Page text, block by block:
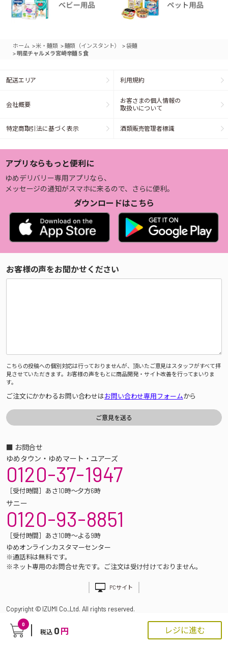
0
税込 0 円 レジに進む
ホーム >米・麺類 >麺類（インスタント） >袋麺
> 明星チャルメラ宮崎辛麺５食
配送エリア 利用規約
会社概要
お客さまの個人情報の
取扱いについて
特定商取引法に基づく表示 酒類販売管理者標識
アプリならもっと便利に
ゆめデリバリー専用アプリなら、
メッセージの通知がスマホに来るので、さらに便利。
ダウンロードはこちら
お客様の声をお聞かせください
こちらの投稿への個別対応は行っておりませんが、頂いたご意見はスタッフがすべて拝
見させていただきます。お客様の声をもとに商品開発・サイト改善を行ってまいりま
す。
ご注文にかかわるお問い合わせはお問い合わせ専用フォームから
■ お問合せ
ゆめタウン・ゆめマート・ユアーズ
0120-37-1947
［受付時間］あさ10時～夕方6時
サニー
0120-93-8851
［受付時間］あさ10時～よる9時
ゆめオンラインカスタマーセンター
※通話料は無料です。
※ネット専用のお問合せ先です。ご注文は受け付けておりません。
PCサイト
Copyright © IZUMI Co.,Ltd. All rights reserved.